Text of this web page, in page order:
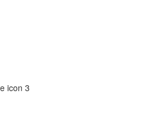
icon 3